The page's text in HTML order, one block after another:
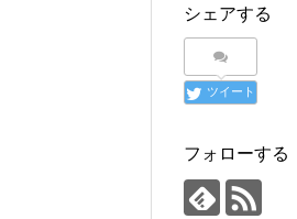
シェアする
ツイート
フォローする